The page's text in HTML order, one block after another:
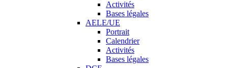
Activités
Bases légales
AELE/UE
Portrait
Calendrier
Activités
Bases légales